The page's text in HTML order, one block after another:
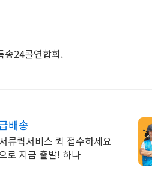
송24콜연합회.
배송
류퀵서비스 퀵 접수하세요
로 지금 출발! 하나